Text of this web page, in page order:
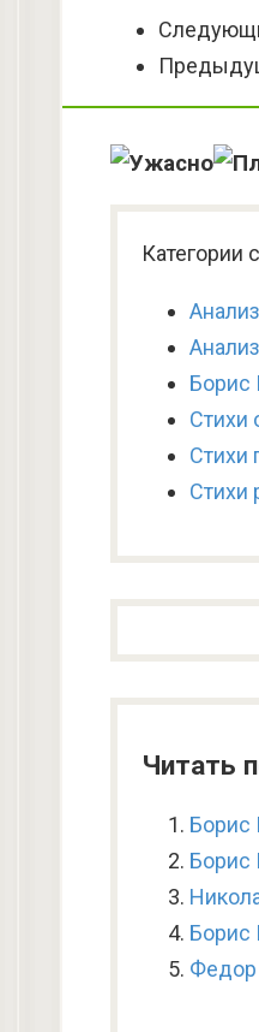
Категории
Борис
Стихи
Стихи
Стихи
Читать
Борис
Борис
Борис
Федор